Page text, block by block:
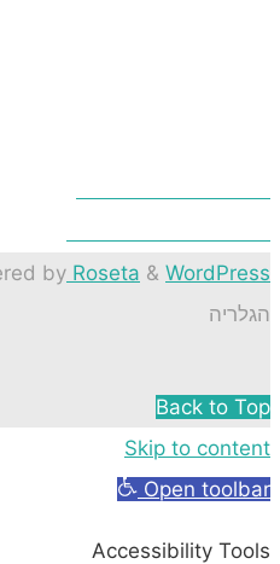
Powered byRoseta&
.
Back
Skip to
Open
Accessibility